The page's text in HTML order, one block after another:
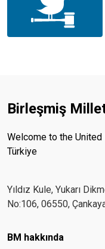
Birleşmiş
Welcome to the
Türkiye
Yıldız Kule, Yukarı
No:106, 06550,
Footer menu
BM hakkında